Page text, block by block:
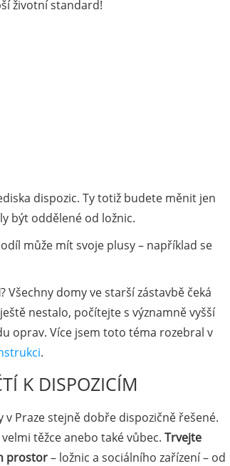
životní standard!
dispozic. Ty totiž budete měnit jen
být oddělené od ložnic.
může mít svoje plusy – například se
? Všechny domy ve starší zástavbě čeká
nestalo, počítejte s významně vyšší
oprav. Více jsem toto téma rozebral v
.
K DISPOZICÍM
Praze stejně dobře dispozičně řešené.
těžce anebo také vůbec. Trvejte
prostor– ložnic a sociálního zařízení – od